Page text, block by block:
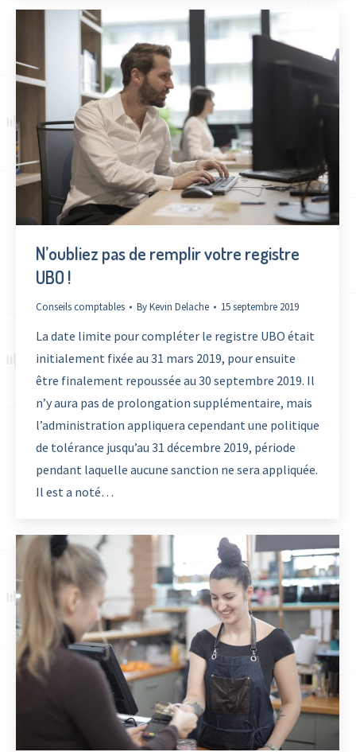
N’oubliez pas de remplir votre registre
UBO !
Conseils comptables ByKevin Delache 15 septembre 2019
La date limite pour compléter le registre UBO était
initialement fixée au 31 mars 2019, pour ensuite
être finalement repoussée au 30 septembre 2019. Il
n’y aura pas de prolongation supplémentaire, mais
l’administration appliquera cependant une politique
de tolérance jusqu’au 31 décembre 2019, période
pendant laquelle aucune sanction ne sera appliquée.
Il est a noté…